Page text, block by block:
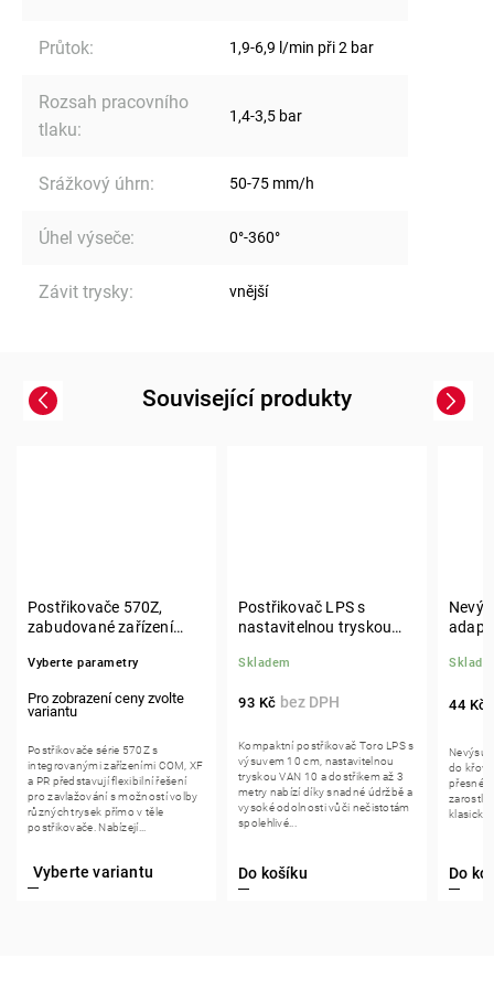
Průtok: 1,9-6,9 l/min při 2 bar
Rozsah pracovního
tlaku:
1,4-3,5 bar
Srážkový úhrn: 50-75 mm/h
Úhel výseče: 0°-360°
Závit trysky: vnější
Související produkty
Previous
Postřikovače 570Z,
zabudované zařízení
Vyberte parametry
Postřikovače série 570Z s
integrovanými zařízeními COM, XF
a PR představují flexibilní řešení
pro zavlažování s možností volby
různých trysek přímo v těle
postřikovače. Nabízejí...
Postřikovač LPS s
nastavitelnou tryskou
Skladem
93 Kč
Do košíku
Kompaktní postřikovač Toro LPS s
výsuvem 10 cm, nastavitelnou
tryskou VAN 10 a dostřikem až 3
metry nabízí díky snadné údržbě a
vysoké odolnosti vůči nečistotám
spolehlivé...
44 Kč
Do
do
přesné
klasické
Next